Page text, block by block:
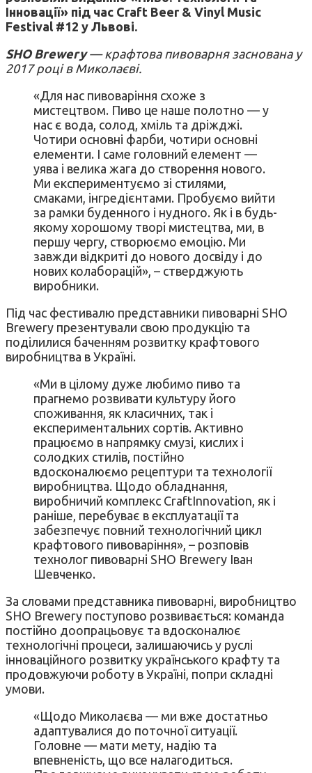
Інновації» під час Craft Beer & Vinyl Music
Festival #12 у Львові.
SHO Brewery— крафтова пивоварня заснована у
2017 році в Миколаєві.
«Для нас пивоваріння схоже з
мистецтвом. Пиво це наше полотно — у
нас є вода, солод, хміль та дріжджі.
Чотири основні фарби, чотири основні
елементи. І саме головний елемент —
уява і велика жага до створення нового.
Ми експериментуємо зі стилями,
смаками, інгредієнтами. Пробуємо вийти
за рамки буденного і нудного. Як і в будь-
якому хорошому творі мистецтва, ми, в
першу чергу, створюємо емоцію. Ми
завжди відкриті до нового досвіду і до
нових колаборацій», – стверджують
виробники.
Під час фестивалю представники пивоварні SHO
Brewery презентували свою продукцію та
поділилися баченням розвитку крафтового
виробництва в Україні.
«Ми в цілому дуже любимо пиво та
прагнемо розвивати культуру його
споживання, як класичних, так і
експериментальних сортів. Активно
працюємо в напрямку смузі, кислих і
солодких стилів, постійно
вдосконалюємо рецептури та технології
виробництва. Щодо обладнання,
виробничий комплекс CraftInnovation, як і
раніше, перебуває в експлуатації та
забезпечує повний технологічний цикл
крафтового пивоваріння», – розповів
технолог пивоварні SHO Brewery Іван
Шевченко.
За словами представника пивоварні, виробництво
SHO Brewery поступово розвивається: команда
постійно доопрацьовує та вдосконалює
технологічні процеси, залишаючись у руслі
інноваційного розвитку українського крафту та
продовжуючи роботу в Україні, попри складні
умови.
«Щодо Миколаєва — ми вже достатньо
адаптувалися до поточної ситуації.
Головне — мати мету, надію та
впевненість, що все налагодиться.